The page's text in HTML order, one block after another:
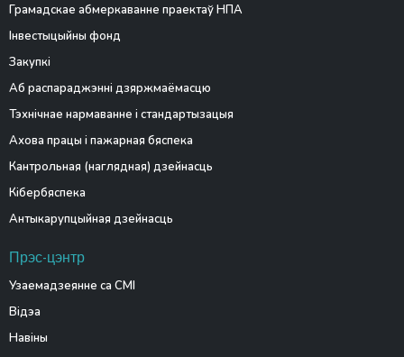
Грамадскае абмеркаванне праектаў НПА
Інвестыцыйны фонд
Закупкі
Аб распараджэнні дзяржмаёмасцю
Тэхнічнае нармаванне і стандартызацыя
Ахова працы і пажарная бяспека
Кантрольная (наглядная) дзейнасць
Кібербяспека
Антыкарупцыйная дзейнасць
Прэс-цэнтр
Узаемадзеянне са СМІ
Відэа
Навіны